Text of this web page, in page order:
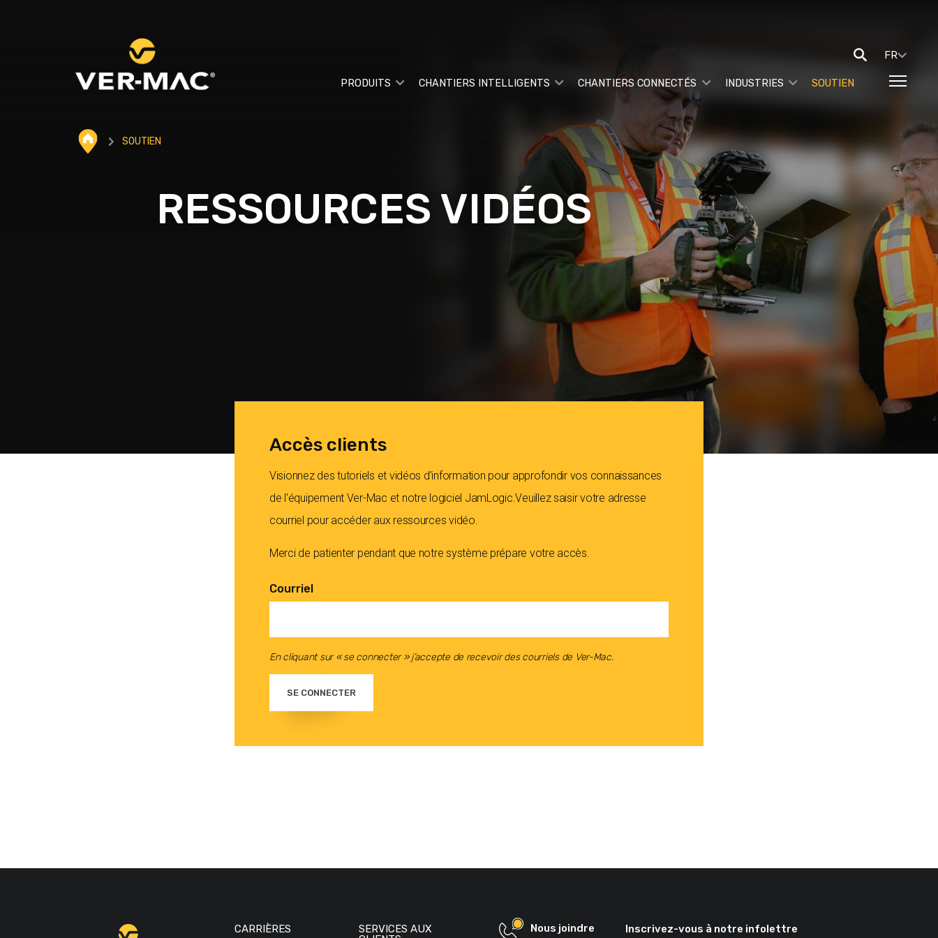
FR
PRODUITS CHANTIERS INTELLIGENTS CHANTIERS CONNECTÉS INDUSTRIES SOUTIEN
SOUTIEN
RESSOURCES VIDÉOS
Accès clients
Visionnez des tutoriels et vidéos d’information pour approfondir vos connaissances
de l'équipement Ver-Mac et notre logiciel JamLogic.Veuillez saisir votre adresse
courriel pour accéder aux ressources vidéo.
Merci de patienter pendant que notre système prépare votre accès.
Courriel
En cliquant sur « se connecter » j’accepte de recevoir des courriels de Ver-Mac.
SE CONNECTER
CARRIÈRES
SERVICES AUX
Nous joindre Inscrivez-vous à notre infolettre